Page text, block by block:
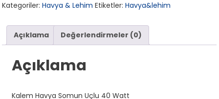
Kategoriler:Havya & Lehim Etiketler:Havya&lehim
Açıklama Değerlendirmeler (0)
Açıklama
Kalem Havya Somun Uçlu 40 Watt